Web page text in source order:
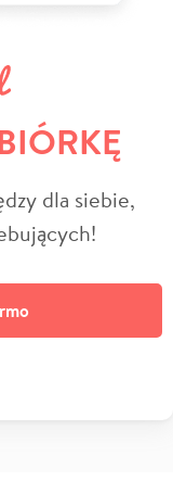
dla siebie,